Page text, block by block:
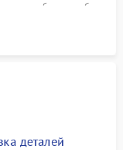
или сбоев в работе
деталей